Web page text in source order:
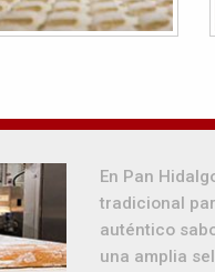
En Pan
tradicional
auténtico
una amplia